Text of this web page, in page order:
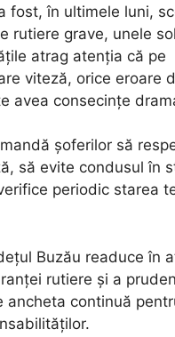
fost, în ultimele luni,
rutiere grave, unele
atrag atenția că pe
viteză, orice eroare
avea consecințe
șoferilor să
să evite condusul în
periodic starea
Buzău readuce în
rutiere și a
ancheta continuă